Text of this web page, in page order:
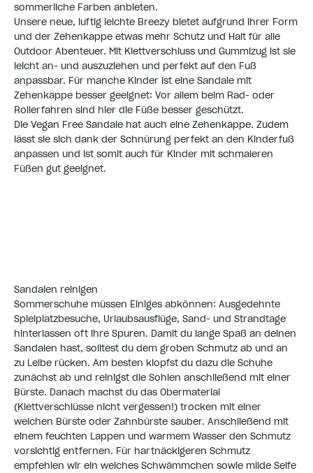
sommerliche Farben anbieten.
Unsere neue, luftig leichte Breezy bietet aufgrund ihrer Form
und der Zehenkappe etwas mehr Schutz und Halt für alle
Outdoor Abenteuer. Mit Klettverschluss und Gummizug ist sie
leicht an- und auszuziehen und perfekt auf den Fuß
anpassbar. Für manche Kinder ist eine Sandale mit
Zehenkappe besser geeignet: Vor allem beim Rad- oder
Rollerfahren sind hier die Füße besser geschützt.
Die Vegan Free Sandale hat auch eine Zehenkappe. Zudem
lässt sie sich dank der Schnürung perfekt an den Kinderfuß
anpassen und ist somit auch für Kinder mit schmaleren
Füßen gut geeignet.
Sandalen reinigen
Sommerschuhe müssen Einiges abkönnen: Ausgedehnte
Spielplatzbesuche, Urlaubsausflüge, Sand- und Strandtage
hinterlassen oft ihre Spuren. Damit du lange Spaß an deinen
Sandalen hast, solltest du dem groben Schmutz ab und an
zu Leibe rücken. Am besten klopfst du dazu die Schuhe
zunächst ab und reinigst die Sohlen anschließend mit einer
Bürste. Danach machst du das Obermaterial
(Klettverschlüsse nicht vergessen!) trocken mit einer
weichen Bürste oder Zahnbürste sauber. Anschließend mit
einem feuchten Lappen und warmem Wasser den Schmutz
vorsichtig entfernen. Für hartnäckigeren Schmutz
empfehlen wir ein weiches Schwämmchen sowie milde Seife